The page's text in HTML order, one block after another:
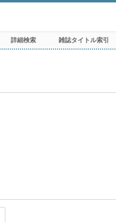
詳細検索 雑誌タイトル索引